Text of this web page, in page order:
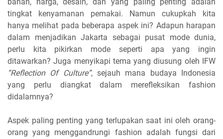
tingkat kenyamanan pemakai. Namun cukupkah kita
hanya melihat pada beberapa aspek ini? Adapun harapan
dalam menjadikan Jakarta sebagai pusat mode dunia,
perlu kita pikirkan mode seperti apa yang ingin
ditawarkan? Juga menyikapi tema yang diusung oleh IFW
“Reflection Of Culture”, sejauh mana budaya Indonesia
yang perlu diangkat dalam merefleksikan fashion
didalamnya?
Aspek paling penting yang terlupakan saat ini oleh orang-
orang yang menggandrungi fashion adalah fungsi dari